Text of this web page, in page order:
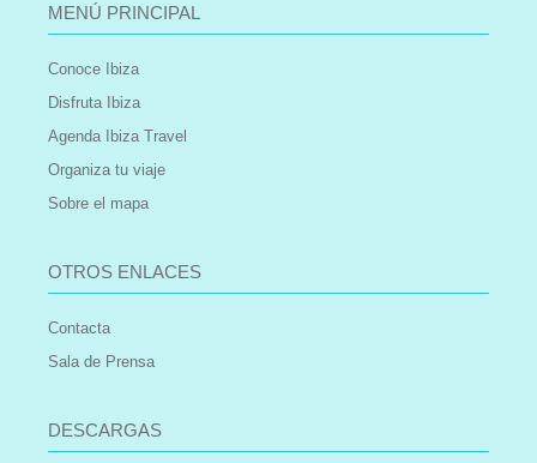
MENÚ PRINCIPAL
Conoce Ibiza
Disfruta Ibiza
Agenda Ibiza Travel
Organiza tu viaje
Sobre el mapa
OTROS ENLACES
Contacta
Sala de Prensa
DESCARGAS